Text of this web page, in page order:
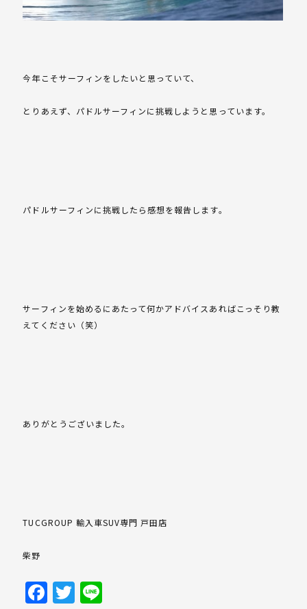
今年こそサーフィンをしたいと思っていて、
とりあえず、パドルサーフィンに挑戦しようと思っています。
パドルサーフィンに挑戦したら感想を報告します。
サーフィンを始めるにあたって何かアドバイスあればこっそり教
えてください（笑）
ありがとうございました。
TUCGROUP 輸入車SUV専門 戸田店
柴野
Facebook
Twitter